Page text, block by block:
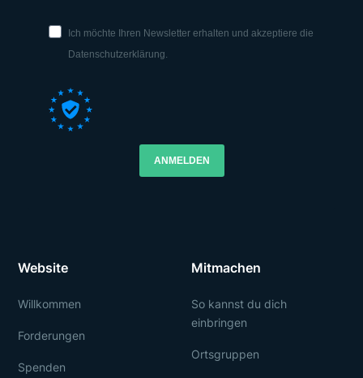
Ich möchte Ihren Newsletter erhalten und akzeptiere die
Datenschutzerklärung.
ANMELDEN
Website
Willkommen
Forderungen
Spenden
Mitmachen
So kannst du dich
einbringen
Ortsgruppen